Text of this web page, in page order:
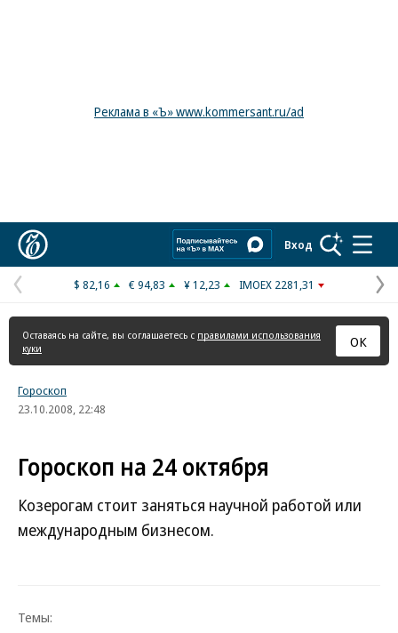
Реклама в «Ъ» www.kommersant.ru/ad
Вход
Предыдущая
страница
$ 82,16 € 94,83 ¥ 12,23 IMOEX 2281,31
Оставаясь на сайте, вы соглашаетесь с правилами использования
куки
ОК
Гороскоп
23.10.2008, 22:48
Гороскоп на 24 октября
Козерогам стоит заняться научной работой или
международным бизнесом.
Темы: